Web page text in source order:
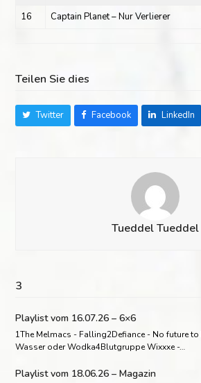
16
Captain Planet – Nur Verlierer
Teilen Sie dies
Twitter Facebook LinkedIn
Tueddel Tueddel
3
Playlist vom 16.07.26 – 6×6
1The Melmacs - Falling2Defiance - No future
Wasser oder Wodka4Blutgruppe Wixxxe -…
Playlist vom 18.06.26 – Magazin